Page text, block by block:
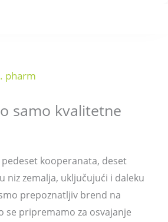
pharm
samo kvalitetne
pedeset kooperanata, deset
niz zemalja, uključujući i daleku
prepoznatljiv brend na
se pripremamo za osvajanje